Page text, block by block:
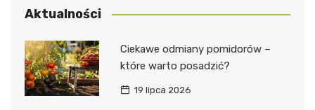
Aktualności
Ciekawe odmiany pomidorów –
które warto posadzić?
19 lipca 2026